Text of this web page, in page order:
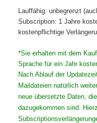
Lauffähig: unbegrenzt
Subscription: 1 Jahre
kostenpflichtige
*Sie erhalten mit dem
Sprache für ein Jahr
Nach Ablauf der
Maildateien natürlich
neue übersetzte Daten,
dazugekommen sind.